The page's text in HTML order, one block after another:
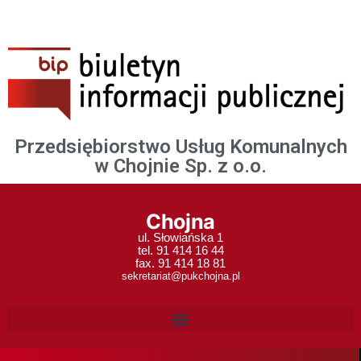
Przedsiębiorstwo Usług Komunalnych
w Chojnie Sp. z o.o.
Chojna
ul. Słowiańska 1
tel. 91 414 16 44
fax. 91 414 18 81
sekretariat@pukchojna.pl